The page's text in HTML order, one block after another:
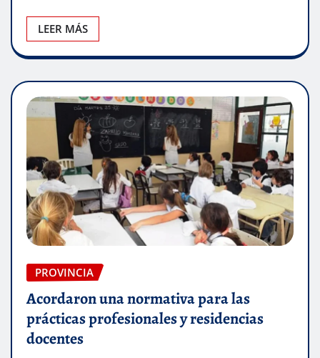
LEER MÁS
PROVINCIA
Acordaron una normativa para las
prácticas profesionales y residencias
docentes